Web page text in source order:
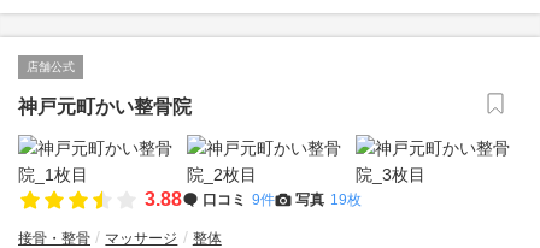
店舗公式
神戸元町かい整骨院
3.88 口コミ 9件 写真 19枚
接骨・整骨 マッサージ 整体